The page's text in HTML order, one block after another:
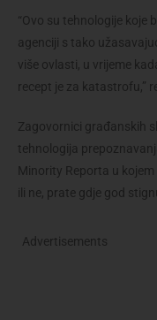
“Ovo su tehnologije koje
agenciji s tako
više ovlasti, u vrijeme
recept je za katastrofu,”
Zagovornici građanskih
tehnologija
Minority Reporta u
ili ne, prate gdje god
Advertisements